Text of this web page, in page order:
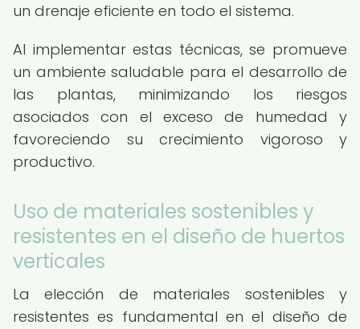
un drenaje eficiente en todo el sistema.
Al implementar estas técnicas, se promueve
un ambiente saludable para el desarrollo de
las plantas, minimizando los riesgos
asociados con el exceso de humedad y
favoreciendo su crecimiento vigoroso y
productivo.
Uso de materiales sostenibles y
resistentes en el diseño de huertos
verticales
La elección de materiales sostenibles y
resistentes es fundamental en el diseño de